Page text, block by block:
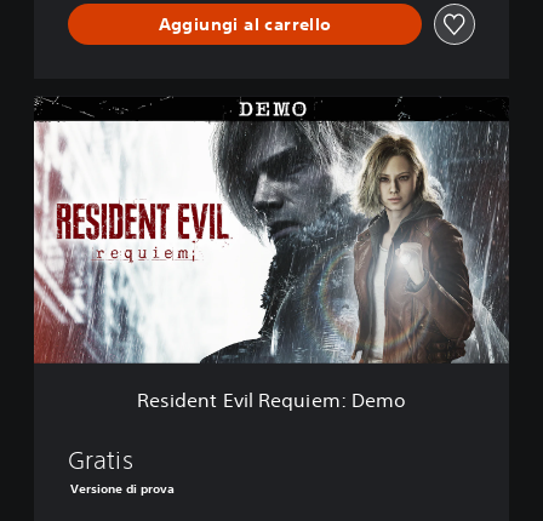
Aggiungi al carrello
R
e
s
i
d
e
n
t
E
v
i
l
Resident Evil Requiem: Demo
Gratis
Versione di prova